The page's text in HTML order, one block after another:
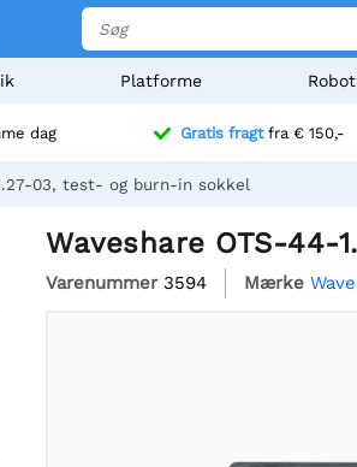
Platforme
dag Gratis fragtfra € 150,-
03, test- og burn-in sokkel
Waveshare OTS-
Varenummer 3594 Mærke